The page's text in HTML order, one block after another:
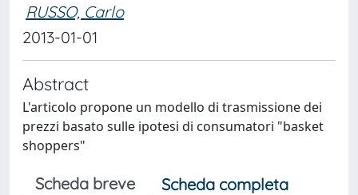
RUSSO, Carlo
2013-01-01
Abstract
L'articolo propone un modello di trasmissione dei
prezzi basato sulle ipotesi di consumatori "basket
shoppers"
Scheda breve
Scheda completa